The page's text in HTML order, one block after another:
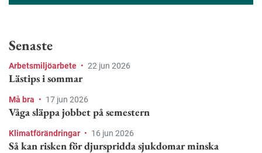
Senaste
Arbetsmiljöarbete • 22 jun 2026
Lästips i sommar
Må bra • 17 jun 2026
Våga släppa jobbet på semestern
Klimatförändringar • 16 jun 2026
Så kan risken för djurspridda sjukdomar minska